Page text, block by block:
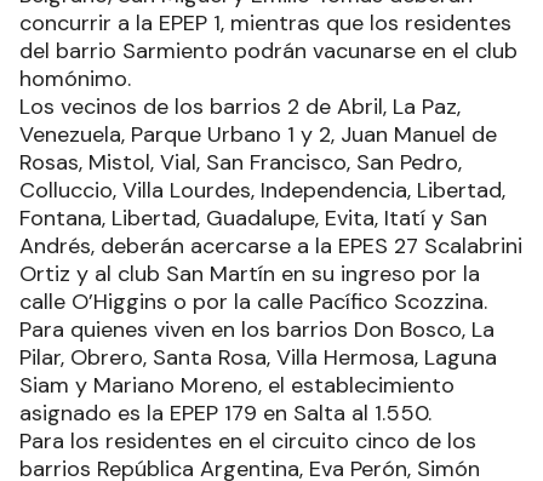
concurrir a la EPEP 1, mientras que los residentes
del barrio Sarmiento podrán vacunarse en el club
homónimo.
Los vecinos de los barrios 2 de Abril, La Paz,
Venezuela, Parque Urbano 1 y 2, Juan Manuel de
Rosas, Mistol, Vial, San Francisco, San Pedro,
Colluccio, Villa Lourdes, Independencia, Libertad,
Fontana, Libertad, Guadalupe, Evita, Itatí y San
Andrés, deberán acercarse a la EPES 27 Scalabrini
Ortiz y al club San Martín en su ingreso por la
calle O’Higgins o por la calle Pacífico Scozzina.
Para quienes viven en los barrios Don Bosco, La
Pilar, Obrero, Santa Rosa, Villa Hermosa, Laguna
Siam y Mariano Moreno, el establecimiento
asignado es la EPEP 179 en Salta al 1.550.
Para los residentes en el circuito cinco de los
barrios República Argentina, Eva Perón, Simón